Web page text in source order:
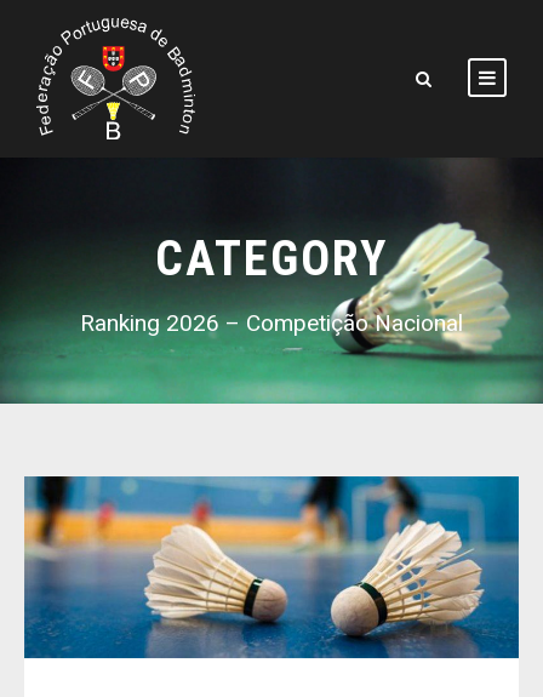
CATEGORY
Ranking 2026 – Competição Nacional